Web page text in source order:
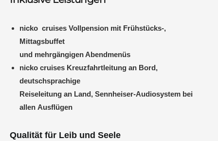
nicko cruises Vollpension mit Frühstücks-,
Mittagsbuffet
und mehrgängigen Abendmenüs
nicko cruises Kreuzfahrtleitung an Bord,
deutschsprachige
Reiseleitung an Land, Sennheiser-Audiosystem bei
allen Ausflügen
Qualität für Leib und Seele